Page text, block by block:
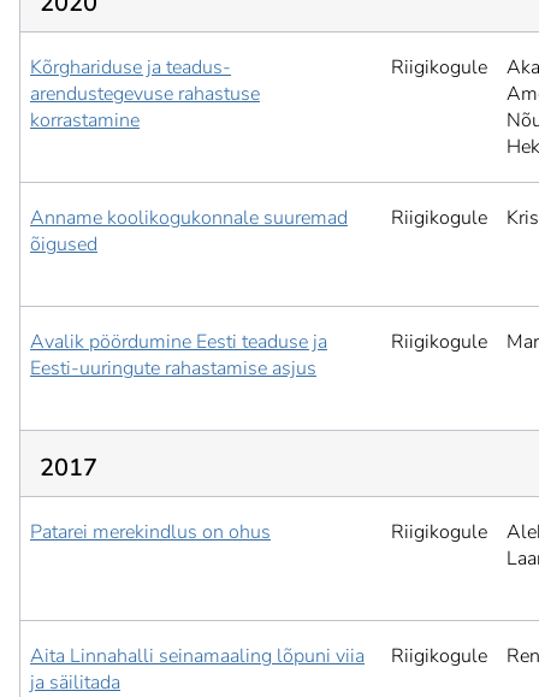
Kõrghariduse ja teadus-
arendustegevuse rahastuse
korrastamine
Riigikogule
Anname koolikogukonnale suuremad
õigused
Riigikogule
Avalik pöördumine Eesti teaduse ja
Eesti-uuringute rahastamise asjus
Riigikogule
2017
Patarei merekindlus on ohus Riigikogule
Aita Linnahalli seinamaaling lõpuni viia
ja säilitada
Riigikogule